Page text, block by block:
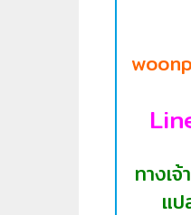
ทางเ
แป